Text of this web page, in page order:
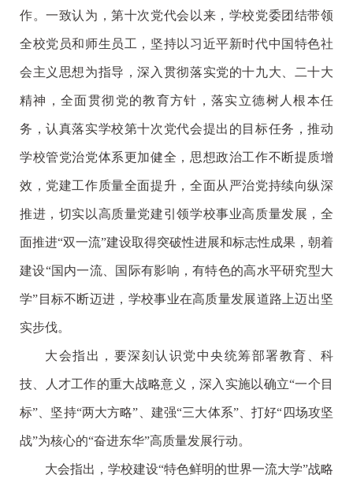
作。一致认为，第十次党代会以来，学校党委团结带领
全校党员和师生员工，坚持以习近平新时代中国特色社
会主义思想为指导，深入贯彻落实党的十九大、二十大
精神，全面贯彻党的教育方针，落实立德树人根本任
务，认真落实学校第十次党代会提出的目标任务，推动
学校管党治党体系更加健全，思想政治工作不断提质增
效，党建工作质量全面提升，全面从严治党持续向纵深
推进，切实以高质量党建引领学校事业高质量发展，全
面推进“双一流”建设取得突破性进展和标志性成果，朝着
建设“国内一流、国际有影响，有特色的高水平研究型大
学”目标不断迈进，学校事业在高质量发展道路上迈出坚
实步伐。
大会指出，要深刻认识党中央统筹部署教育、科
技、人才工作的重大战略意义，深入实施以确立“一个目
标”、坚持“两大方略”、建强“三大体系”、打好“四场攻坚
战”为核心的“奋进东华”高质量发展行动。
大会指出，学校建设“特色鲜明的世界一流大学”战略